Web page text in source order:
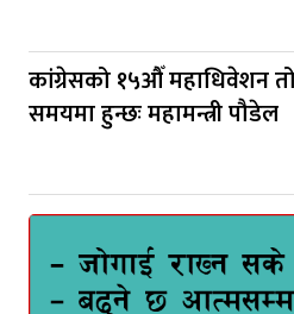
कांग्रेसको १५औँ महाधिवेशन
समयमा हुन्छः महामन्त्री पौडेल